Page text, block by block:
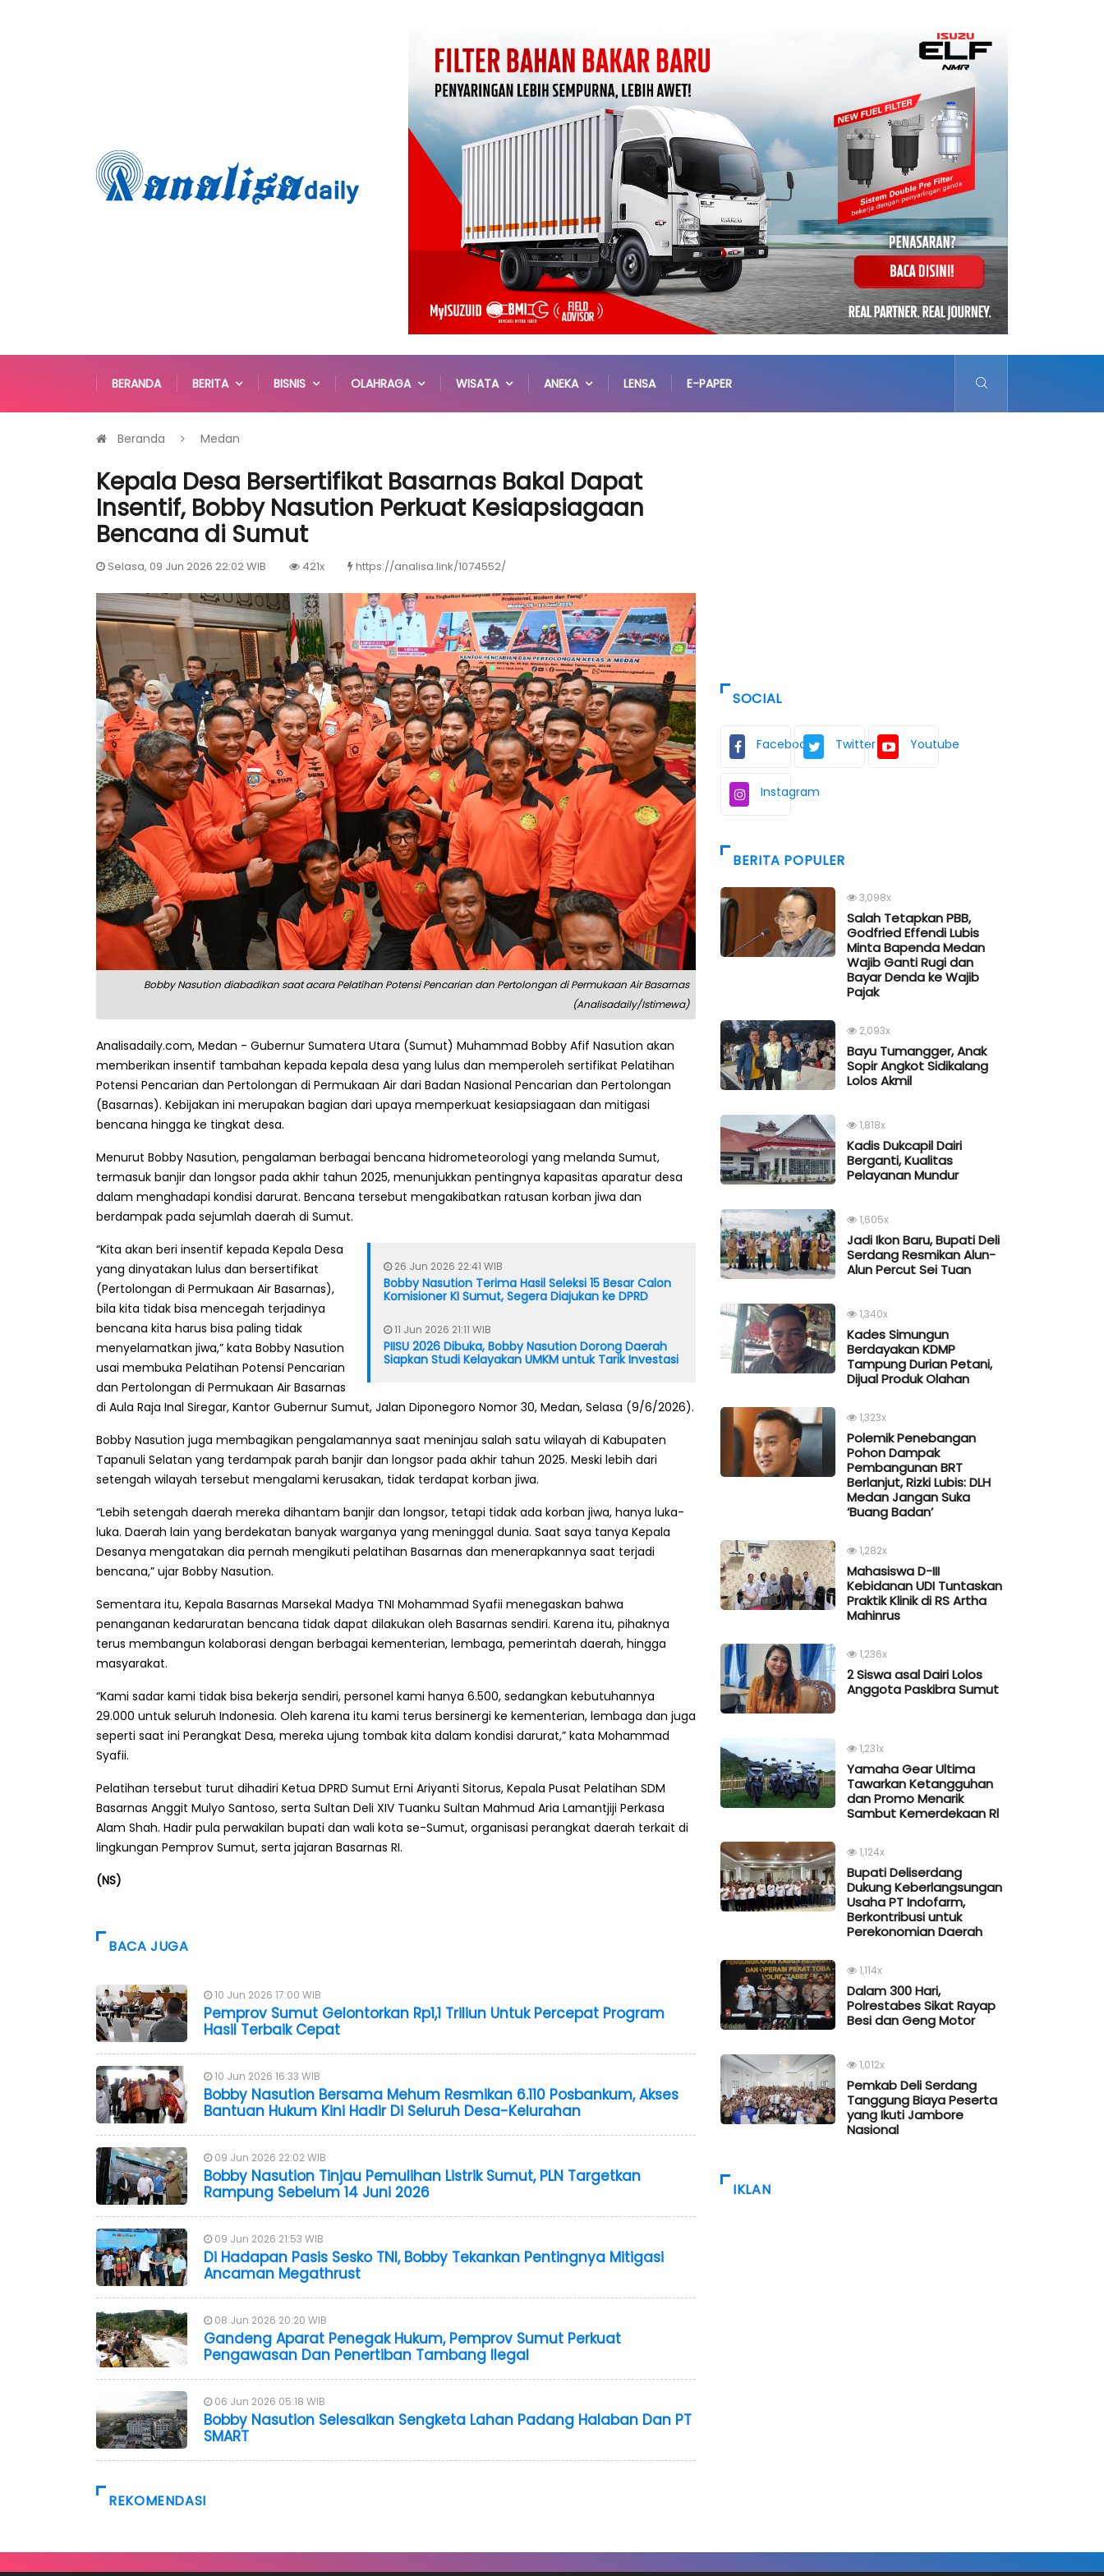
BERANDA BERITA BISNIS OLAHRAGA WISATA ANEKA LENSA E-PAPER
Beranda Medan
Kepala Desa Bersertifikat Basarnas Bakal Dapat
Insentif, Bobby Nasution Perkuat Kesiapsiagaan
Bencana di Sumut
Selasa, 09 Jun 2026 22:02 WIB 421x https://analisa.link/1074552/
Bobby Nasution diabadikan saat acara Pelatihan Potensi Pencarian dan Pertolongan di Permukaan Air Basarnas
(Analisadaily/Istimewa)
Analisadaily.com, Medan - Gubernur Sumatera Utara (Sumut) Muhammad Bobby Afif Nasution akan
memberikan insentif tambahan kepada kepala desa yang lulus dan memperoleh sertifikat Pelatihan
Potensi Pencarian dan Pertolongan di Permukaan Air dari Badan Nasional Pencarian dan Pertolongan
(Basarnas). Kebijakan ini merupakan bagian dari upaya memperkuat kesiapsiagaan dan mitigasi
bencana hingga ke tingkat desa.
Menurut Bobby Nasution, pengalaman berbagai bencana hidrometeorologi yang melanda Sumut,
termasuk banjir dan longsor pada akhir tahun 2025, menunjukkan pentingnya kapasitas aparatur desa
dalam menghadapi kondisi darurat. Bencana tersebut mengakibatkan ratusan korban jiwa dan
berdampak pada sejumlah daerah di Sumut.
26 Jun 2026 22:41 WIB
Bobby Nasution Terima Hasil Seleksi 15 Besar Calon
Komisioner KI Sumut, Segera Diajukan ke DPRD
11 Jun 2026 21:11 WIB
PIISU 2026 Dibuka, Bobby Nasution Dorong Daerah
Siapkan Studi Kelayakan UMKM untuk Tarik Investasi
“Kita akan beri insentif kepada Kepala Desa
yang dinyatakan lulus dan bersertifikat
(Pertolongan di Permukaan Air Basarnas),
bila kita tidak bisa mencegah terjadinya
bencana kita harus bisa paling tidak
menyelamatkan jiwa,” kata Bobby Nasution
usai membuka Pelatihan Potensi Pencarian
dan Pertolongan di Permukaan Air Basarnas
di Aula Raja Inal Siregar, Kantor Gubernur Sumut, Jalan Diponegoro Nomor 30, Medan, Selasa (9/6/2026).
Bobby Nasution juga membagikan pengalamannya saat meninjau salah satu wilayah di Kabupaten
Tapanuli Selatan yang terdampak parah banjir dan longsor pada akhir tahun 2025. Meski lebih dari
setengah wilayah tersebut mengalami kerusakan, tidak terdapat korban jiwa.
“Lebih setengah daerah mereka dihantam banjir dan longsor, tetapi tidak ada korban jiwa, hanya luka-
luka. Daerah lain yang berdekatan banyak warganya yang meninggal dunia. Saat saya tanya Kepala
Desanya mengatakan dia pernah mengikuti pelatihan Basarnas dan menerapkannya saat terjadi
bencana,” ujar Bobby Nasution.
Sementara itu, Kepala Basarnas Marsekal Madya TNI Mohammad Syafii menegaskan bahwa
penanganan kedaruratan bencana tidak dapat dilakukan oleh Basarnas sendiri. Karena itu, pihaknya
terus membangun kolaborasi dengan berbagai kementerian, lembaga, pemerintah daerah, hingga
masyarakat.
“Kami sadar kami tidak bisa bekerja sendiri, personel kami hanya 6.500, sedangkan kebutuhannya
29.000 untuk seluruh Indonesia. Oleh karena itu kami terus bersinergi ke kementerian, lembaga dan juga
seperti saat ini Perangkat Desa, mereka ujung tombak kita dalam kondisi darurat,” kata Mohammad
Syafii.
Pelatihan tersebut turut dihadiri Ketua DPRD Sumut Erni Ariyanti Sitorus, Kepala Pusat Pelatihan SDM
Basarnas Anggit Mulyo Santoso, serta Sultan Deli XIV Tuanku Sultan Mahmud Aria Lamantjiji Perkasa
Alam Shah. Hadir pula perwakilan bupati dan wali kota se-Sumut, organisasi perangkat daerah terkait di
lingkungan Pemprov Sumut, serta jajaran Basarnas RI.
(NS)
BACA JUGA
10 Jun 2026 17:00 WIB
Pemprov Sumut Gelontorkan Rp1,1 Triliun Untuk Percepat Program
Hasil Terbaik Cepat
10 Jun 2026 16:33 WIB
Bobby Nasution Bersama Mehum Resmikan 6.110 Posbankum, Akses
Bantuan Hukum Kini Hadir Di Seluruh Desa-Kelurahan
09 Jun 2026 22:02 WIB
Bobby Nasution Tinjau Pemulihan Listrik Sumut, PLN Targetkan
Rampung Sebelum 14 Juni 2026
09 Jun 2026 21:53 WIB
Di Hadapan Pasis Sesko TNI, Bobby Tekankan Pentingnya Mitigasi
Ancaman Megathrust
08 Jun 2026 20:20 WIB
Gandeng Aparat Penegak Hukum, Pemprov Sumut Perkuat
Pengawasan Dan Penertiban Tambang Ilegal
06 Jun 2026 05:18 WIB
Bobby Nasution Selesaikan Sengketa Lahan Padang Halaban Dan PT
SMART
REKOMENDASI
SOCIAL
Facebook Twitter Youtube
Instagram
BERITA POPULER
3,098x
Salah Tetapkan PBB,
Godfried Effendi Lubis
Minta Bapenda Medan
Wajib Ganti Rugi dan
Bayar Denda ke Wajib
Pajak
2,093x
Bayu Tumangger, Anak
Sopir Angkot Sidikalang
Lolos Akmil
1,818x
Kadis Dukcapil Dairi
Berganti, Kualitas
Pelayanan Mundur
1,605x
Jadi Ikon Baru, Bupati Deli
Serdang Resmikan Alun-
Alun Percut Sei Tuan
1,340x
Kades Simungun
Berdayakan KDMP
Tampung Durian Petani,
Dijual Produk Olahan
1,323x
Polemik Penebangan
Pohon Dampak
Pembangunan BRT
Berlanjut, Rizki Lubis: DLH
Medan Jangan Suka
‘Buang Badan’
1,282x
Mahasiswa D-III
Kebidanan UDI Tuntaskan
Praktik Klinik di RS Artha
Mahinrus
1,236x
2 Siswa asal Dairi Lolos
Anggota Paskibra Sumut
1,231x
Yamaha Gear Ultima
Tawarkan Ketangguhan
dan Promo Menarik
Sambut Kemerdekaan Rl
1,124x
Bupati Deliserdang
Dukung Keberlangsungan
Usaha PT Indofarm,
Berkontribusi untuk
Perekonomian Daerah
1,114x
Dalam 300 Hari,
Polrestabes Sikat Rayap
Besi dan Geng Motor
1,012x
Pemkab Deli Serdang
Tanggung Biaya Peserta
yang Ikuti Jambore
Nasional
IKLAN